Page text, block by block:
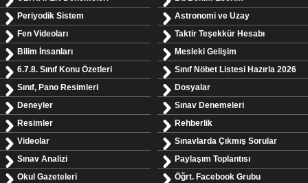
Periyodik Sistem
Fen Videoları
Bilim İnsanları
6.7.8. Sınıf Konu Özetleri
Sınıf, Pano Resimleri
Deneyler
Resimler
Videolar
Sınav Analizi
Okul Gazeteleri
Astronomi ve Uzay
Taktir Teşekkür Hesabı
Mesleki Gelişim
Sınıf Nöbet Listesi Hazırla 2026
Dosyalar
Sınav Denemeleri
Rehberlik
Sınavlarda Çıkmış Sorular
Paylaşım Toplantısı
Öğrt. Facebook Grubu